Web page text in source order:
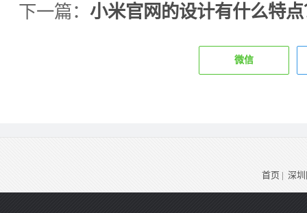
下一篇： 小米官网的设计有什么特
微信
首页 | 深